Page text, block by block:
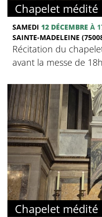
Chapelet médité
SAMEDI 12 DÉCEMBRE À
SAINTE-MADELEINE
Récitation du
avant la messe de
Chapelet médité